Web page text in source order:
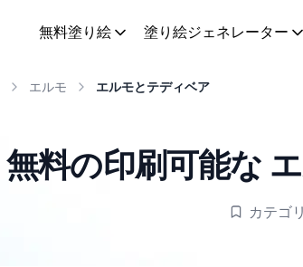
無料塗り絵 塗り絵ジェネレーター
エルモ エルモとテディベア
無料の印刷可能な
カテゴ